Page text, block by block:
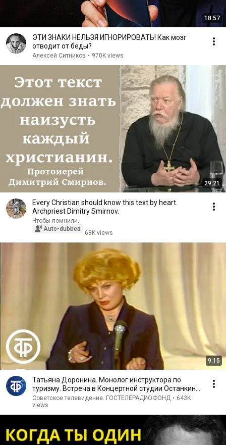
18:57
ЭТИ ЗНАКИ НЕЛЬЗЯ ИГНОРИРОВАТЬ! Как мозг
отводит от беды?
Алексей Ситников • 970K views
29:21
Every Christian should know this text by heart.
Archpriest Dimitry Smirnov.
Чтобы помнили.
Auto-dubbed
68K views
9:15
Татьяна Доронина. Монолог инструктора по
туризму. Встреча в Концертной студии Останкино
(1982)
Советское телевидение. ГОСТЕЛЕРАДИОФОНД • 643K
views